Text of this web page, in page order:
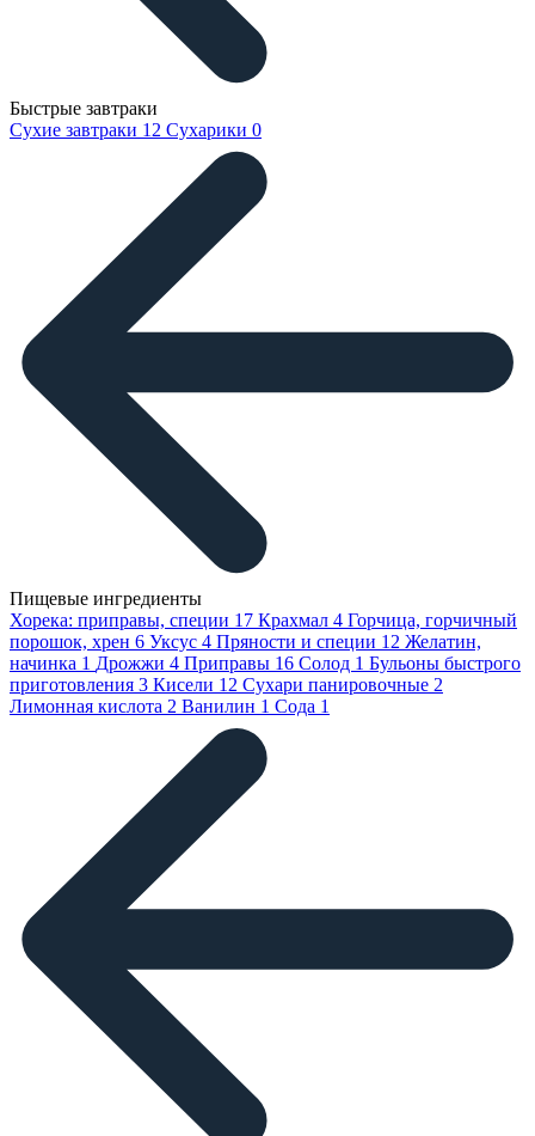
Быстрые завтраки
Сухие завтраки 12 Сухарики 0
Пищевые ингредиенты
Хорека: приправы, специи 17 Крахмал 4 Горчица, горчичный
порошок, хрен 6 Уксус 4 Пряности и специи 12 Желатин,
начинка 1 Дрожжи 4 Приправы 16 Солод 1 Бульоны быстрого
приготовления 3 Кисели 12 Сухари панировочные 2
Лимонная кислота 2 Ванилин 1 Сода 1